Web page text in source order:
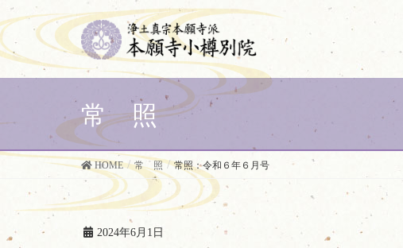
常 照
HOME 常 照 常照：令和６年６月号
2024年6月1日